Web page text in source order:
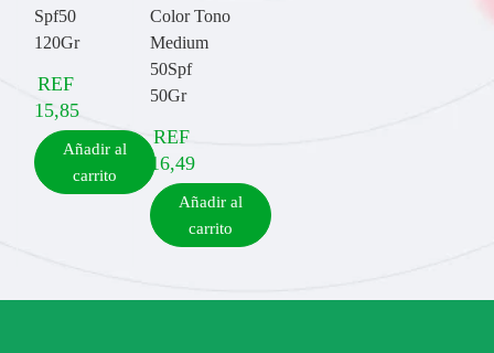
Spf50
120Gr
REF
15,85
Añadir al
carrito
Color Tono
Medium
50Spf
50Gr
REF
16,49
Añadir al
carrito